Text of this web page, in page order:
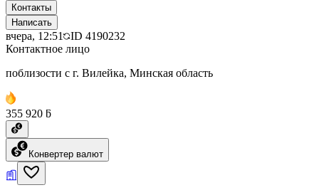
Контакты
Написать
вчера, 12:51 ID 4190232
Контактное лицо
поблизости с г. Вилейка, Минская область
355 920 ƃ
Конвертер валют